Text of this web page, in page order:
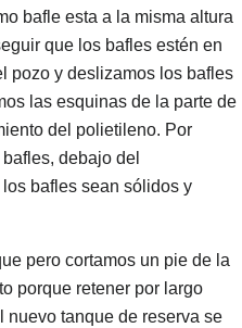
bafle esta a la misma altura
que los bafles estén en
pozo y deslizamos los bafles
las esquinas de la parte de
del polietileno. Por
debajo del
bafles sean sólidos y
pero cortamos un pie de la
porque retener por largo
nuevo tanque de reserva se